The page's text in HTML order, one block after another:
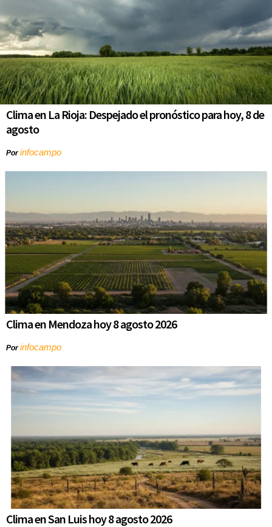
Clima en La Rioja: Despejado el pronóstico para hoy, 8 de
agosto
Porinfocampo
Clima en Mendoza hoy 8 agosto 2026
Porinfocampo
Clima en San Luis hoy 8 agosto 2026